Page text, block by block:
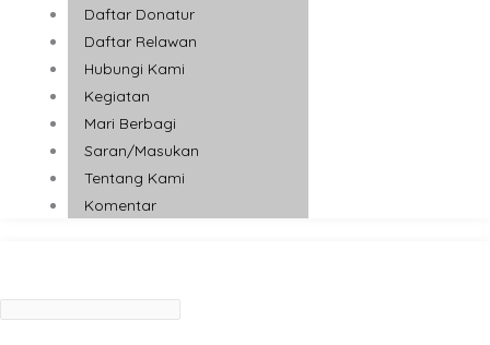
Daftar Donatur
Daftar Relawan
Hubungi Kami
Kegiatan
Mari Berbagi
Saran/Masukan
Tentang Kami
Komentar